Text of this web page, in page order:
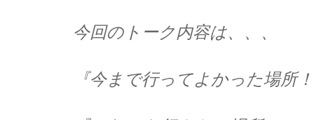
今回のトーク内容は、、、
『今まで行ってよかった場所